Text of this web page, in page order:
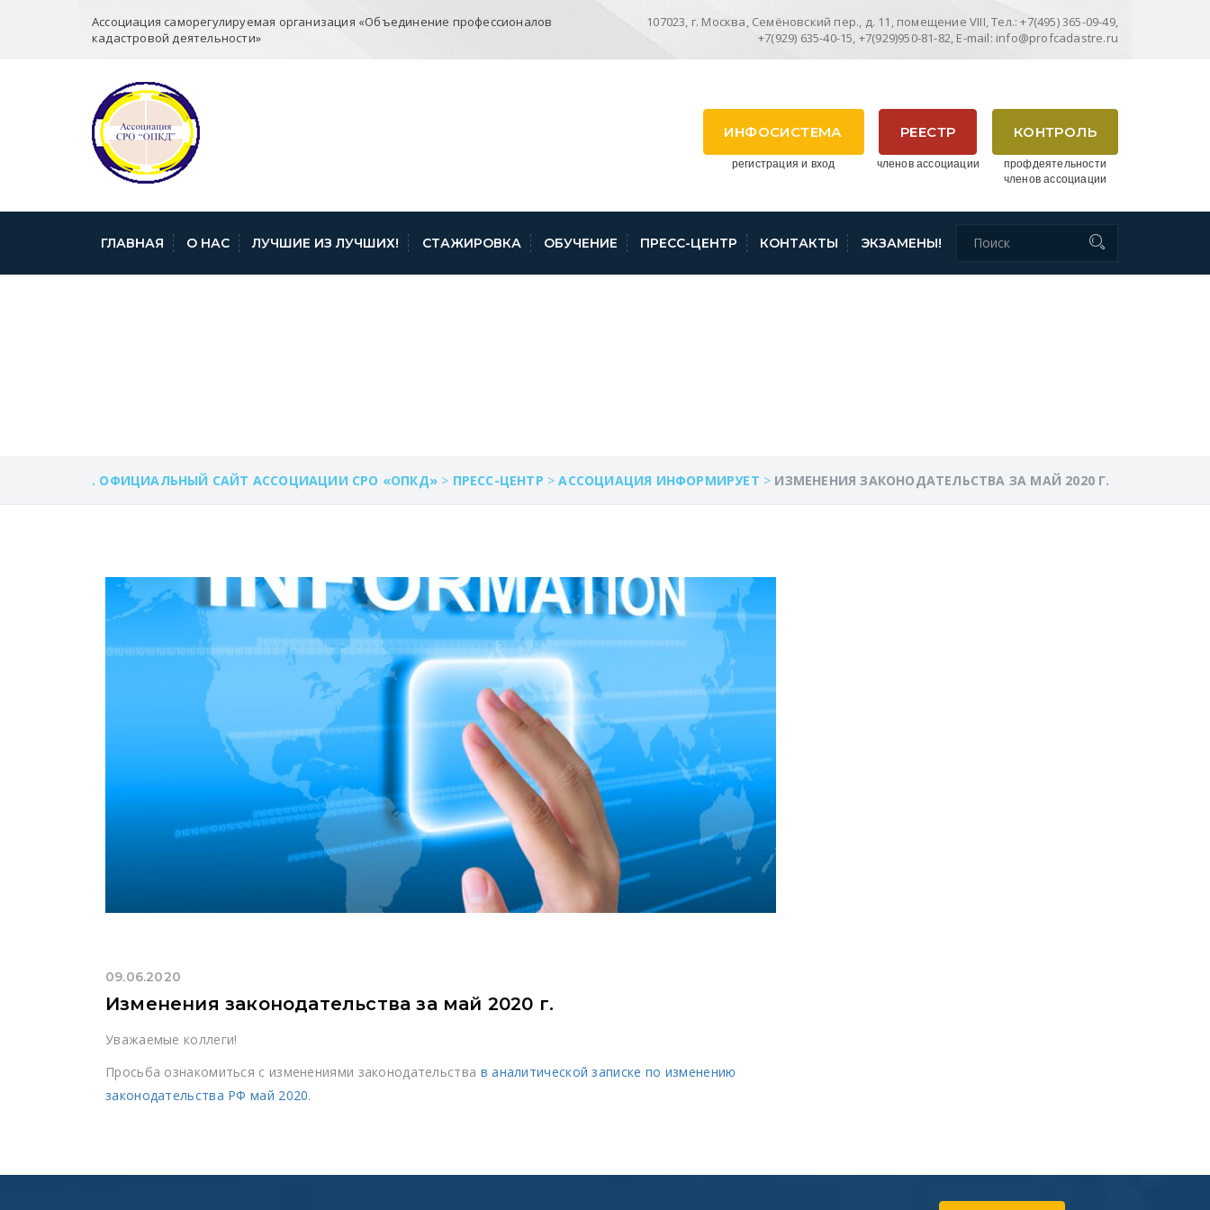
Ассоциация саморегулируемая организация «Объединение профессионалов
кадастровой деятельности»
107023, г. Москва, Семёновский пер., д. 11, помещение VIII, Тел.: +7(495) 365-09-49,
+7(929) 635-40-15, +7(929)950-81-82, E-mail: info@profcadastre.ru
КОНТРОЛЬ
профдеятельности
членов ассоциации
РЕЕСТР
членов ассоциации
ИНФОСИСТЕМА
регистрация и вход
ГЛАВНАЯ О НАС ЛУЧШИЕ ИЗ ЛУЧШИХ! СТАЖИРОВКА ОБУЧЕНИЕ ПРЕСС-ЦЕНТР КОНТАКТЫ ЭКЗАМЕНЫ!
. ОФИЦИАЛЬНЫЙ САЙТ АССОЦИАЦИИ СРО «ОПКД» > ПРЕСС-ЦЕНТР >АССОЦИАЦИЯ ИНФОРМИРУЕТ > ИЗМЕНЕНИЯ ЗАКОНОДАТЕЛЬСТВА ЗА МАЙ 2020 Г.
09.06.2020
Изменения законодательства за май 2020 г.
Уважаемые коллеги!
Просьба ознакомиться с изменениями законодательства в аналитической записке по изменению
законодательства РФ май 2020.